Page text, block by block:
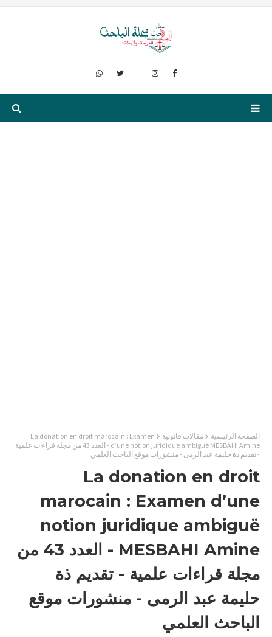
الصفحة الرئيسية مقالات قانونية
La donation en droit marocain : Examen
d’une notion juridique ambiguë MESBAHI Amine - العدد 43 من مجلة قراءات علمية
- تقديم ذة حليمة عبد الرمى - منشورات موقع الباحث العلمي
La donation en droit
marocain : Examen d’une
notion juridique ambiguë
MESBAHI Amine - العدد 43 من
مجلة قراءات علمية - تقديم ذة
حليمة عبد الرمى - منشورات موقع
الباحث العلمي